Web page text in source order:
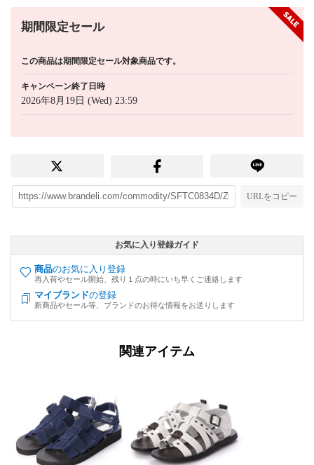
期間限定セール
この商品は期間限定セール対象商品です。
キャンペーン終了日時
2026年8月19日 (Wed) 23:59
URLをコピー
お気に入り登録ガイド
商品のお気に入り登録
再入荷やセール開始、残り１点の時にいち早くご連絡します
マイブランドの登録
新商品やセール等、ブランドのお得な情報をお送りします
関連アイテム